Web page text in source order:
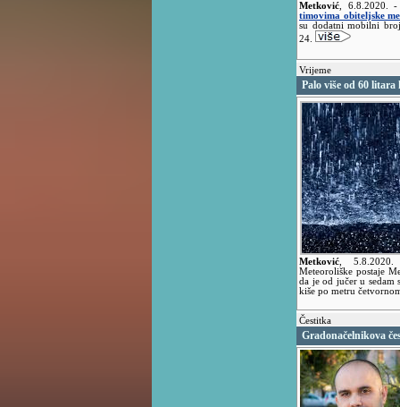
Metković 6.8.2020.-
timovima obiteljske
su dodatni mobilni
24.
Vrijeme
Palo više od 60 litara
Metković ,
Meteoroliške postaje
da je od jučer u sedam
kiše po metru
Čestitka
Gradonačelnikova